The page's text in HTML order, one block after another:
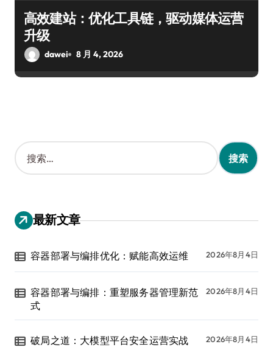
高效建站：优化工具链，驱动媒体运营
升级
dawei 8 月 4, 2026
搜
索
：
最新文章
容器部署与编排优化：赋能高效运维 2026年8月4日
容器部署与编排：重塑服务器管理新范
式
2026年8月4日
破局之道：大模型平台安全运营实战 2026年8月4日